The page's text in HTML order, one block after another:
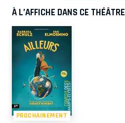
À L’AFFICHE DANS CE THÉÂTRE
PROCHAINEMENT